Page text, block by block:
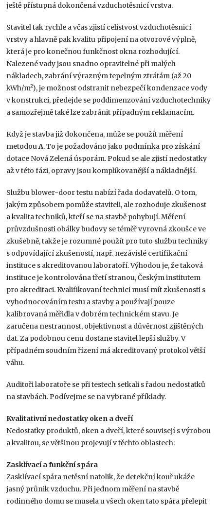
ještě přístupná dokončená vzduchotěsnicí vrstva.
Stavitel tak rychle a včas zjistí celistvost vzduchotěsnicí
vrstvy a hlavně pak kvalitu připojení na otvorové výplně,
která je pro konečnou funkčnost okna rozhodující.
Nalezené vady jsou snadno opravitelné při malých
nákladech, zabrání výrazným tepelným ztrátám (až 20
kWh/m²), je možnost odstranit nebezpečí kondenzace vody
v konstrukci, předejde se poddimenzování vzduchotechniky
a samozřejmě také lze zabránit případným reklamacím.
Když je stavba již dokončena, může se použít měření
metodouA. To je požadováno jako podmínka pro získání
dotace Nová Zelená úsporám. Pokud se ale zjistí nedostatky
až v této fázi, opravy jsou komplikovanější a nákladnější.
Službu blower-door testu nabízí řada dodavatelů. O tom,
jakým způsobem pomůže staviteli, ale rozhoduje zkušenost
a kvalita techniků, kteří se na stavbě pohybují. Měření
průvzdušnosti obálky budovy se téměř vyrovná zkoušce ve
zkušebně, takže je rozumné použít pro tuto službu techniky
s odpovídající zkušeností, např. nezávislé certifikační
instituce s akreditovanou laboratoří. Výhodou je, že taková
instituce je kontrolována třetí stranou, Českým institutem
pro akreditaci. Kvalifikovaní technici musí mít zkušenosti s
vyhodnocováním testu a stavby a používají pouze
kalibrovaná měřidla v dobrém technickém stavu. Je
zaručena nestrannost, objektivnost a důvěrnost zjištěných
dat. Za podobnou cenu dostane stavitel lepší služby. V
případném soudním řízení má akreditovaný protokol větší
váhu.
Auditoři laboratoře se při testech setkali s řadou nedostatků
na stavbách. Podívejme se na vybrané příklady.
Kvalitativní nedostatky oken a dveří
Nedostatky produktů, oken a dveří, které souvisejí s výrobou
a kvalitou, se většinou projevují v těchto oblastech:
Zasklívací a funkční spára
Zasklívací spára netěsní natolik, že detekční kouř ukáže
jasný průnik vzduchu. Při jednom měření na stavbě
rodinného domu se musela u všech oken tato spára přelepit